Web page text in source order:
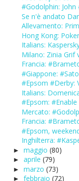
#Godolphin:
Se n'è andato
Allevamento:
Hong Kong:
Italians:
Milano: Zinia Grif
Francia:
#Giappone:
#Epsom #Derby:
Italians:
#Epsom:
Mercato:
Francia:
#Epsom,
Inghilterra:
► maggio (80)
► aprile (79)
► marzo (73)
► febbraio (72)